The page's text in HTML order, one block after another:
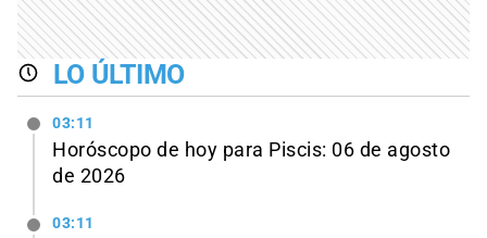
LO ÚLTIMO
03:11
Horóscopo de hoy para Piscis: 06 de agosto
de 2026
03:11